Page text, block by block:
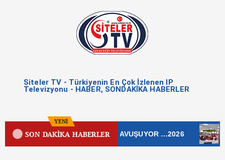
Siteler TV - Türkiyenin En Çok İzlenen IP
Televizyonu - HABER, SONDAKİKA HABERLER
YENİ
SON DAKİKA HABERLER
YENİ ÇEHRESİNE KAVUŞUYOR …2026